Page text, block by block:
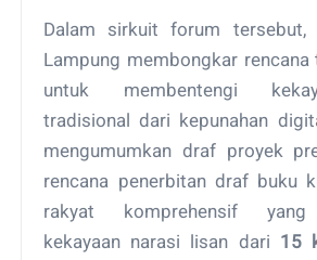
Dalam sirkuit forum tersebut,
Lampung membongkar
untuk membentengi
tradisional dari kepunahan
mengumumkan draf proyek
rencana penerbitan draf buku
rakyat komprehensif yang
kekayaan narasi lisan dari 15